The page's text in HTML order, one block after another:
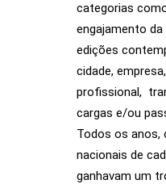
categorias
engajamento
edições
cidade,
profissional,
cargas e/ou
Todos os anos,
nacionais de
ganhavam um